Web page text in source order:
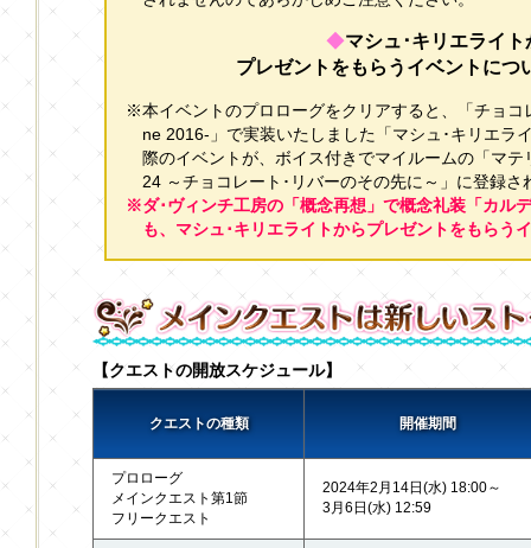
◆マシュ･キリエライト
プレゼントをもらうイベントにつ
※本イベントのプロローグをクリアすると、「チョコ
ne 2016-」で実装いたしました「マシュ･キリエラ
際のイベントが、ボイス付きでマイルームの「マ
24 ～チョコレート･リバーのその先に～」に登録さ
※ダ･ヴィンチ工房の「概念再想」で概念礼装「カル
も、マシュ･キリエライトからプレゼントをもらう
【クエストの開放スケジュール】
クエストの種類 開催期間
プロローグ
メインクエスト第1節
フリークエスト
2024年2月14日(水) 18:00～
3月6日(水) 12:59